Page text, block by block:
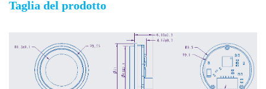
Taglia del prodotto